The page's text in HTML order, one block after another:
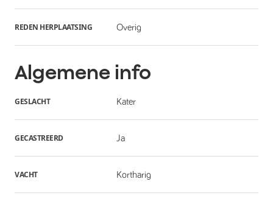
REDEN HERPLAATSING Overig
Algemene info
GESLACHT Kater
GECASTREERD Ja
VACHT Kortharig